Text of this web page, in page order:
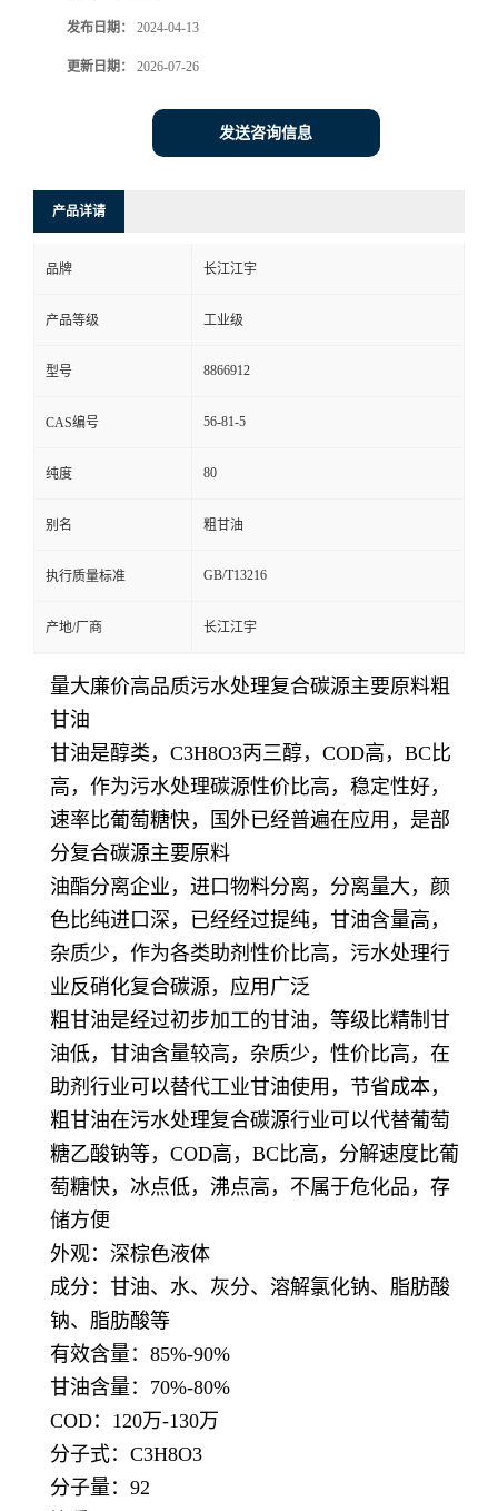
发布日期： 2024-04-13
更新日期： 2026-07-26
发送咨询信息
产品详请
品牌 长江江宇
产品等级 工业级
型号 8866912
CAS编号 56-81-5
纯度 80
别名 粗甘油
执行质量标准 GB/T13216
产地/厂商 长江江宇
量大廉价高品质污水处理复合碳源主要原料粗
甘油
甘油是醇类，C3H8O3丙三醇，COD高，BC比
高，作为污水处理碳源性价比高，稳定性好，
速率比葡萄糖快，国外已经普遍在应用，是部
分复合碳源主要原料
油酯分离企业，进口物料分离，分离量大，颜
色比纯进口深，已经经过提纯，甘油含量高，
杂质少，作为各类助剂性价比高，污水处理行
业反硝化复合碳源，应用广泛
粗甘油是经过初步加工的甘油，等级比精制甘
油低，甘油含量较高，杂质少，性价比高，在
助剂行业可以替代工业甘油使用，节省成本，
粗甘油在污水处理复合碳源行业可以代替葡萄
糖乙酸钠等，COD高，BC比高，分解速度比葡
萄糖快，冰点低，沸点高，不属于危化品，存
储方便
外观：深棕色液体
成分：甘油、水、灰分、溶解氯化钠、脂肪酸
钠、脂肪酸等
有效含量：85%-90%
甘油含量：70%-80%
COD：120万-130万
分子式：C3H8O3
分子量：92